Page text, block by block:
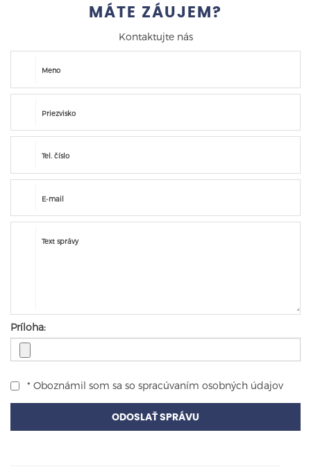
MÁTE ZÁUJEM?
Kontaktujte nás
Meno
Priezvisko
Tel. číslo
E-mail
Text správy
Príloha:
* Oboznámil som sa so spracúvaním osobných údajov
ODOSLAŤ SPRÁVU